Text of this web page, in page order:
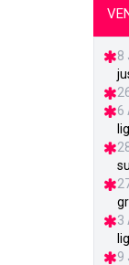
8
6
3
9